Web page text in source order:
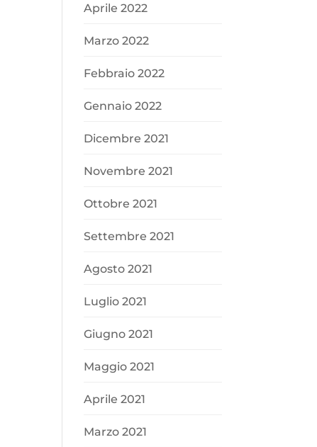
Aprile 2022
Marzo 2022
Febbraio 2022
Gennaio 2022
Dicembre 2021
Novembre 2021
Ottobre 2021
Settembre 2021
Agosto 2021
Luglio 2021
Giugno 2021
Maggio 2021
Aprile 2021
Marzo 2021